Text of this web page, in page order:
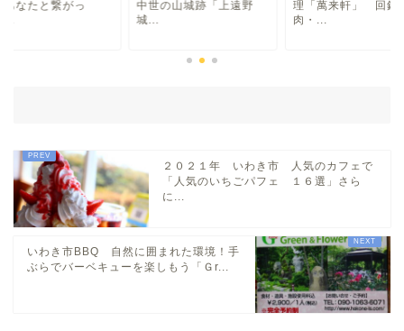
中世の山城跡「上遠野
理「萬来軒」 回鍋
社 あなたと
て・...
２０２１年 いわき市 人気のカフェで
「人気のいちごパフェ １６選」さら
に...
いわき市BBQ 自然に囲まれた環境！手
ぶらでバーベキューを楽しもう「Ｇr...
地域・場所
平・小川・四倉方面
泉・植田・遠野・田人方面
日帰り温泉
伝説・歴史